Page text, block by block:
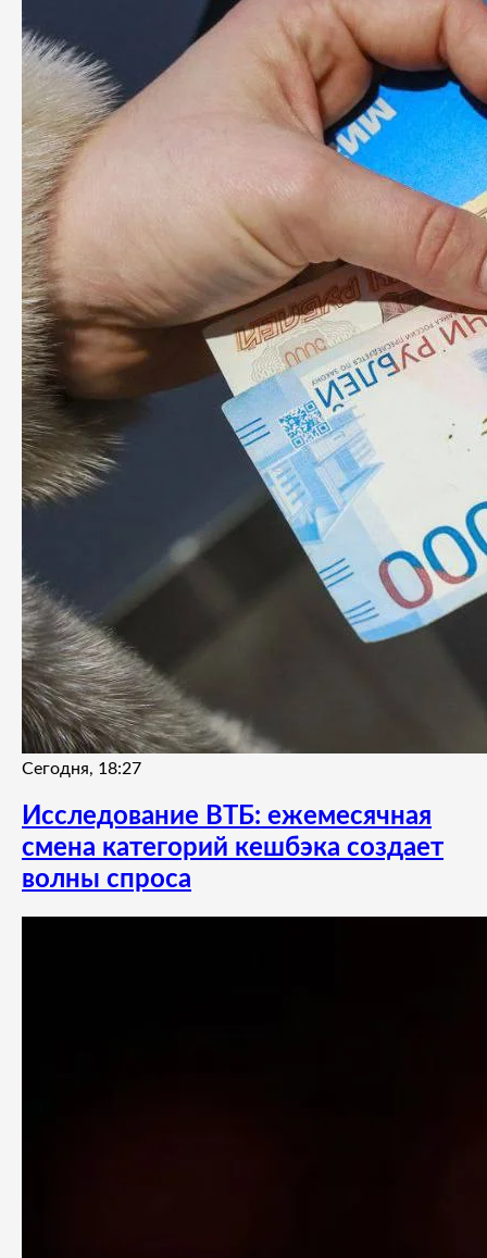
Сегодня, 18:27
Исследование ВТБ: ежемесячная
смена категорий кешбэка создает
волны спроса